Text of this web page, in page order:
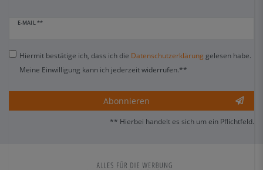
E-MAIL **
Hiermit bestätige ich, dass ich die Daten­schutz­erklärung gelesen habe.
Meine Einwilligung kann ich jederzeit widerrufen.**
Abonnieren
** Hierbei handelt es sich um ein Pflichtfeld.